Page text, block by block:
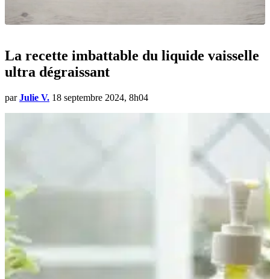
La recette imbattable du liquide vaisselle
ultra dégraissant
par Julie V. 18 septembre 2024, 8h04